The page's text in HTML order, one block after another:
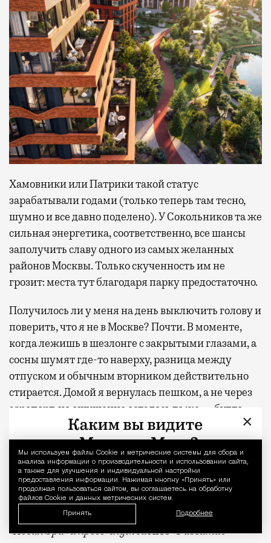
Уведомление
Мы используем файлы Сookie и метрические системы для сбора и
анализа информации о производительности и использовании сайта,
а также для улучшения и индивидуальной настройки
предоставления информации. Нажимая кнопку «Принять» или
продолжая пользоваться сайтом, вы соглашаетесь на обработку
файлов Cookie и данных метрических систем.
Принять Подробнее
Хамовники или Патрики такой статус
зарабатывали годами (только теперь там тесно,
шумно и все давно поделено). У Сокольников та же
сильная энергетика, соответственно, все шансы
заполучить славу одного из самых желанных
районов Москвы. Только скученность им не
грозит: места тут благодаря парку предостаточно.
Получилось ли у меня на день выключить голову и
поверить, что я не в Москве? Почти. В моменте,
когда лежишь в шезлонге с закрытыми глазами, а
сосны шумят где-то наверху, разница между
отпуском и обычным вторником действительно
стирается. Домой я вернулась пешком, а не через
аэропорт, но ощущение осталось то же — будто
только что откуда-то издалека приехала
отдохнувшей.
С проектной декларацией можно ознакомиться по
ссылке.
пресс-служба девелоперской компании
«Новая Эра» и пресс-служба АНО «Развитие
×